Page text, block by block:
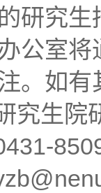
研究
公室将
。如
究生